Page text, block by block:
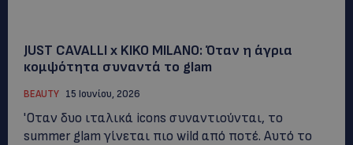
JUST CAVALLI x KIKO MILANO: Όταν η άγρια
κομψότητα συναντά το glam
BEAUTY 15 Ιουνίου, 2026
'Οταν δυο ιταλικά icons συναντιούνται, το
summer glam γίνεται πιο wild από ποτέ. Αυτό το